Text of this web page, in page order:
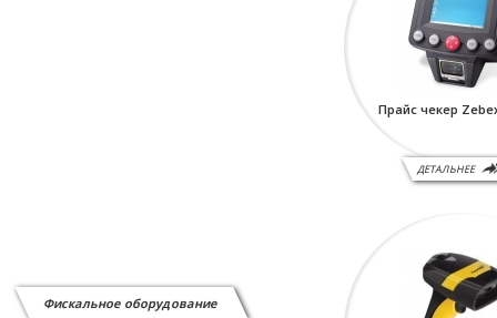
Фискальное оборудование
Прайс чекер
ДЕТАЛЬНЕЕ